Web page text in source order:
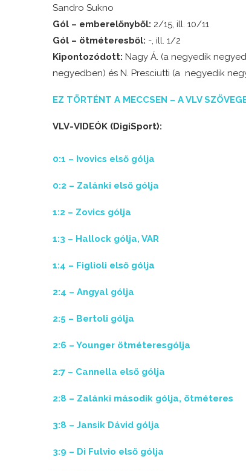
Sandro Sukno
Gól – emberelőnyből: 2/15, ill. 10/11
Gól – ötméteresből: -, ill. 1/2
Kipontozódott: Nagy Á. (a negyedik
negyedben) és N. Presciutti (a negyedik
EZ TÖRTÉNT A MECCSEN – A VLV
VLV-VIDEÓK (DigiSport):
0:1 – Ivovics első gólja
0:2 – Zalánki első gólja
1:2 – Zovics gólja
1:3 – Hallock gólja, VAR
1:4 – Figlioli első gólja
2:4 – Angyal gólja
2:5 – Bertoli gólja
2:6 – Younger ötméteresgólja
2:7 – Cannella első gólja
2:8 – Zalánki második gólja, ötméteres
3:8 – Jansik Dávid gólja
3:9 – Di Fulvio első gólja